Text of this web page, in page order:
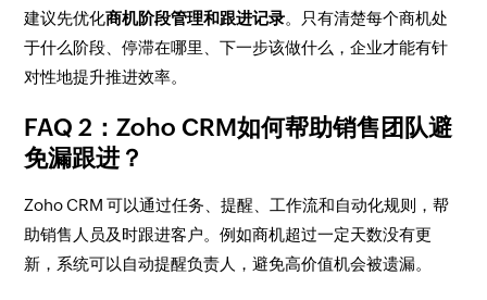
建议先优化商机阶段管理和跟进记录。只有清楚每个商机处
于什么阶段、停滞在哪里、下一步该做什么，企业才能有针
对性地提升推进效率。
FAQ 2：Zoho CRM如何帮助销售团队避
免漏跟进？
Zoho CRM 可以通过任务、提醒、工作流和自动化规则，帮
助销售人员及时跟进客户。例如商机超过一定天数没有更
新，系统可以自动提醒负责人，避免高价值机会被遗漏。